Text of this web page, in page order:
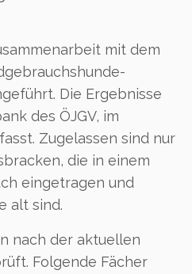
mit dem
Die Ergebnisse
des ÖJGV, im
Zugelassen sind nur
die in einem
eingetragen und
alt sind.
nach der aktuellen
Folgende Fächer